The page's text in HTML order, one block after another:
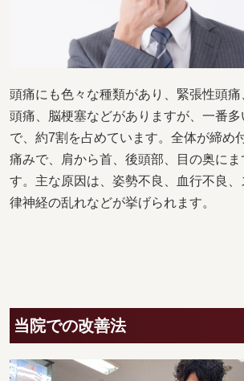
頭痛にも色々な種類があり、緊張性頭
頭痛、脳梗塞などがありますが、一番
で、約7割を占めています。全体が締め
痛みで、肩から首、後頭部、目の奥にま
す。主な原因は、姿勢不良、血行不良
律神経の乱れなどが挙げられます。
当院での改善法